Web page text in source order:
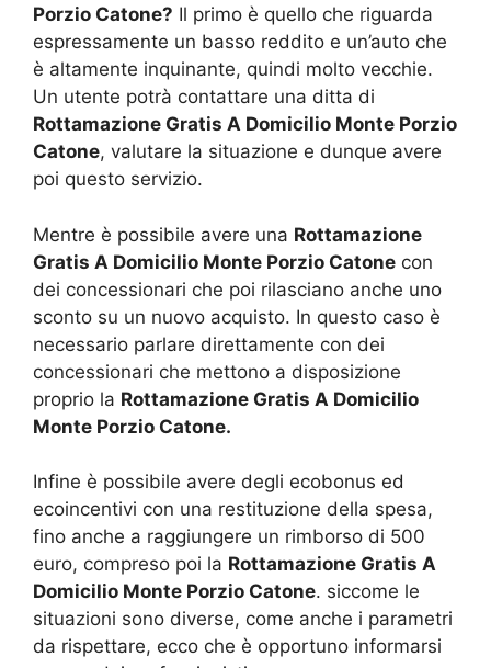
Porzio Catone? Il primo è quello che riguarda
espressamente un basso reddito e un’auto che
è altamente inquinante, quindi molto vecchie.
Un utente potrà contattare una ditta di
Rottamazione Gratis A Domicilio Monte Porzio
Catone, valutare la situazione e dunque avere
poi questo servizio.
Mentre è possibile avere una Rottamazione
Gratis A Domicilio Monte Porzio Catone con
dei concessionari che poi rilasciano anche uno
sconto su un nuovo acquisto. In questo caso è
necessario parlare direttamente con dei
concessionari che mettono a disposizione
proprio la Rottamazione Gratis A Domicilio
Monte Porzio Catone.
Infine è possibile avere degli ecobonus ed
ecoincentivi con una restituzione della spesa,
fino anche a raggiungere un rimborso di 500
euro, compreso poi la Rottamazione Gratis A
Domicilio Monte Porzio Catone. siccome le
situazioni sono diverse, come anche i parametri
da rispettare, ecco che è opportuno informarsi